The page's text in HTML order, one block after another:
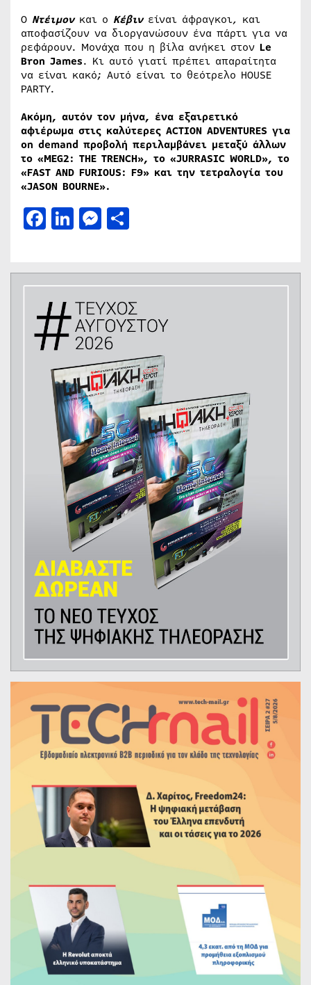
Ο Ντέιμονκαι ο Κέβινείναι άφραγκοι, και
αποφασίζουν να διοργανώσουν ένα πάρτι για να
ρεφάρουν. Μονάχα που η βίλα ανήκει στον Le
Bron James. Κι αυτό γιατί πρέπει απαραίτητα
να είναι κακό; Αυτό είναι το θεότρελο HOUSE
PARTY.
Ακόμη, αυτόν τον μήνα, ένα εξαιρετικό
αφιέρωμα στις καλύτερες ACTION ADVENTURES για
on demand προβολή περιλαμβάνει μεταξύ άλλων
το «MEG2: THE TRENCH», το «JURRASIC WORLD», το
«FAST AND FURIOUS: F9» και την τετραλογία του
«JASON BOURNE».
Facebook
LinkedIn
Messenger